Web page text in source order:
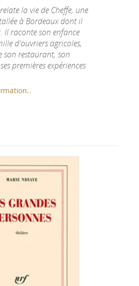
la vie de Cheffe, une
à Bordeaux dont il
Il raconte son enfance
d'ouvriers agricoles,
son restaurant, son
premières expériences